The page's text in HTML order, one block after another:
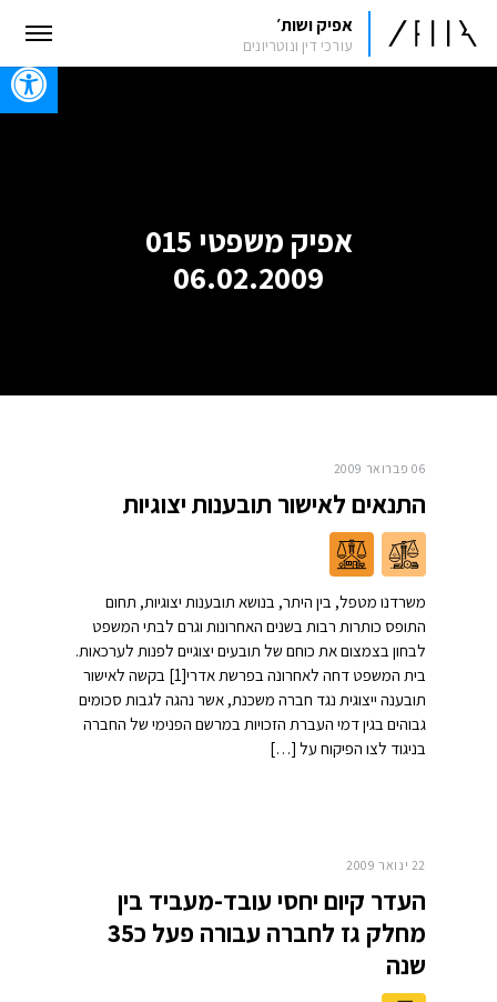
אפיק ושות׳
עורכי דין ונוטריונים
אפיק משפטי 015
06.02.2009
06 פברואר 2009
התנאים לאישור תובענות יצוגיות
משרדנו מטפל, בין היתר, בנושא תובענות יצוגיות, תחום
התופס כותרות רבות בשנים האחרונות וגרם לבתי המשפט
לבחון בצמצום את כוחם של תובעים יצוגיים לפנות לערכאות.
בית המשפט דחה לאחרונה בפרשת אדרי[1] בקשה לאישור
תובענה ייצוגית נגד חברה משכנת, אשר נהגה לגבות סכומים
גבוהים בגין דמי העברת הזכויות במרשם הפנימי של החברה
בניגוד לצו הפיקוח על […]
22 ינואר 2009
העדר קיום יחסי עובד-מעביד בין
מחלק גז לחברה עבורה פעל כ35
שנה